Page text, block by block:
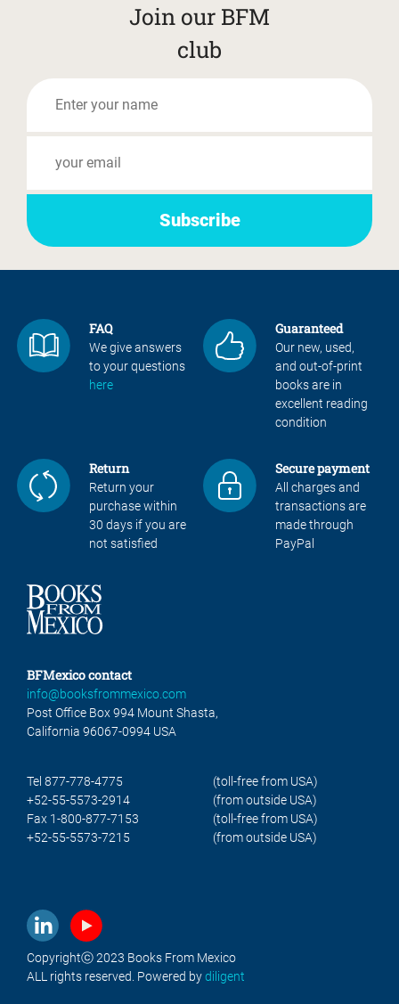
Join our BFM
club
FAQ
We give answers
to your questions
here
Guaranteed
Our new, used,
and out-of-print
books are in
excellent reading
condition
Return
Return your
purchase within
30 days if you are
not satisfied
Secure payment
All charges and
transactions are
made through
PayPal
BFMexico contact
info@booksfrommexico.com
Post Office Box 994 Mount Shasta,
California 96067-0994 USA
Tel 877-778-4775
(toll-free from USA)
+52-55-5573-2914
(from outside USA)
Fax 1-800-877-7153
(toll-free from USA)
+52-55-5573-7215
(from outside USA)
Copyrightⓒ 2023 Books From Mexico
ALL rights reserved. Powered bydiligent